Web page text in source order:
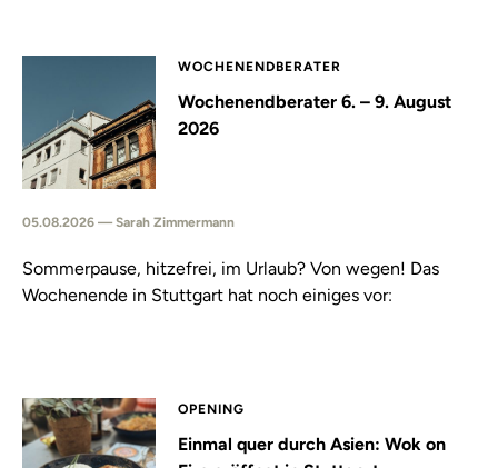
WOCHENENDBERATER
Wochenendberater 6. – 9. August
2026
05.08.2026 — Sarah Zimmermann
Sommerpause, hitzefrei, im Urlaub? Von wegen! Das
Wochenende in Stuttgart hat noch einiges vor:
OPENING
Einmal quer durch Asien: Wok on